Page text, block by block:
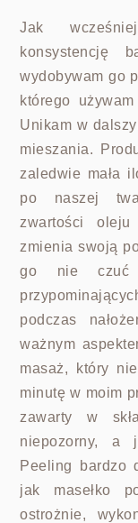
Jak
konsystencję
wydobywam go
którego
Unikam w
mieszania.
zaledwie mała
po naszej
zwartości
zmienia swoją
go nie czuć
podczas
ważnym
masaż, który
minutę w moim
zawarty w
niepozorny, a
Peeling bardzo
jak masełko
ostrożnie,